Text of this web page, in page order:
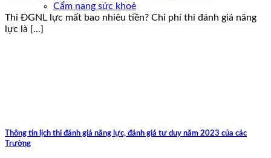
Cẩm nang sức khoẻ
Thi ĐGNL lực mất bao nhiêu tiền? Chi phí thi đánh giá năng
lực là [...]
Thông tin lịch thi đánh giá năng lực, đánh giá tư duy năm 2023 của các
Trường